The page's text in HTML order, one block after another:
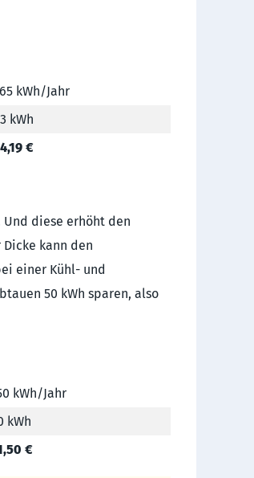
kWh/Jahr
kWh
€
diese erhöht den
kann den
einer Kühl- und
50 kWh sparen, also
kWh/Jahr
kWh
€